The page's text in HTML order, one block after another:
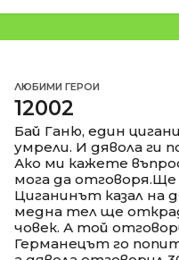
ЛЮБИМИ ГЕРОИ
12002
Бай Ганю, един
умрели. И дявола ги
Ако ми кажете
мога да отговоря.Ще
Циганинът казал на
медна тел ще
човек. А той
Германецът го